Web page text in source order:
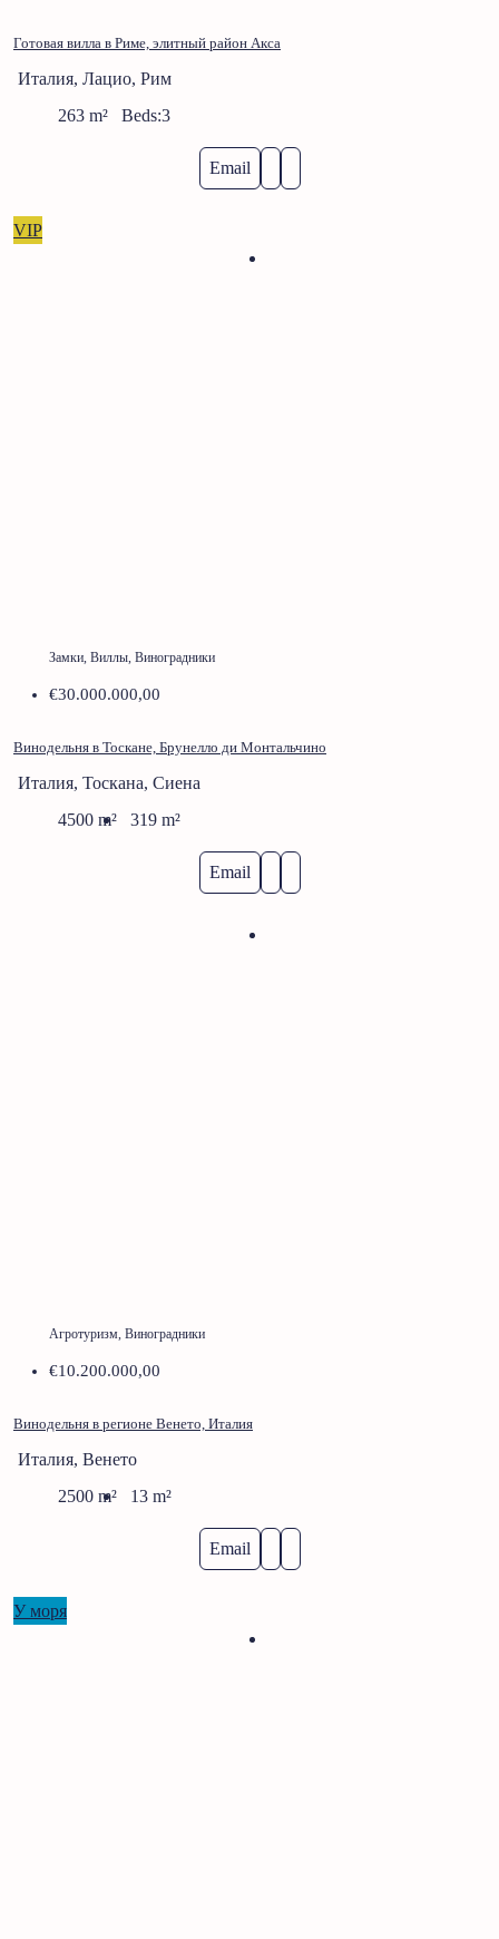
Готовая вилла в Риме, элитный район Акса
Италия, Лацио, Рим
263 m² Beds:3
Email
VIP
Замки, Виллы, Виноградники
€30.000.000,00
Винодельня в Тоскане, Брунелло ди Монтальчино
Италия, Тоскана, Сиена
4500 m² 319 m²
Email
Агротуризм, Виноградники
€10.200.000,00
Винодельня в регионе Венето, Италия
Италия, Венето
2500 m² 13 m²
Email
У моря